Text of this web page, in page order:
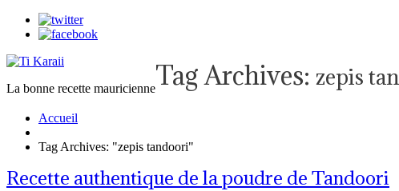
La bonne recette mauricienneTag Archives: zepis
Accueil
Tag Archives: "zepis tandoori"
Recette authentique de la poudre de Tandoori